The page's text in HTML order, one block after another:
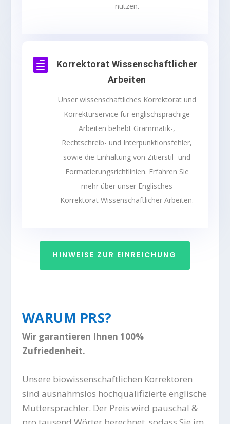
nutzen.

Korrektorat Wissenschaftlicher
Arbeiten
Unser wissenschaftliches Korrektorat und
Korrekturservice für englischsprachige
Arbeiten behebt Grammatik-,
Rechtschreib- und Interpunktionsfehler,
sowie die Einhaltung von Zitierstil- und
Formatierungsrichtlinien. Erfahren Sie
mehr über unser Englisches
Korrektorat Wissenschaftlicher Arbeiten.
HINWEISE ZUR EINREICHUNG
WARUM PRS?
Wir garantieren Ihnen 100%
Zufriedenheit.
Unsere biowissenschaftlichen Korrektoren
sind ausnahmslos hochqualifizierte englische
Muttersprachler. Der Preis wird pauschal &